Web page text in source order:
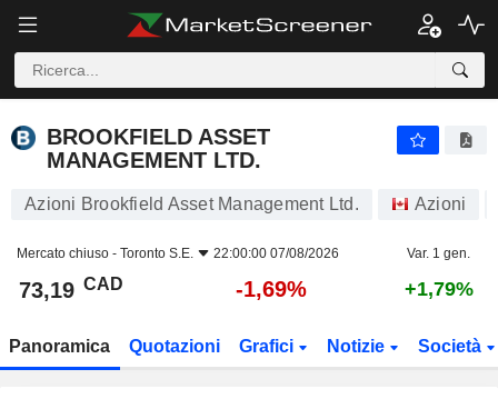
BROOKFIELD ASSET
MANAGEMENT LTD.
Azioni Brookfield Asset Management Ltd. Azioni
Mercato chiuso - Toronto S.E. 22:00:00 07/08/2026 Var. 1 gen.
73,19 CAD -1,69% +1,79%
Panoramica Quotazioni Grafici Notizie Società